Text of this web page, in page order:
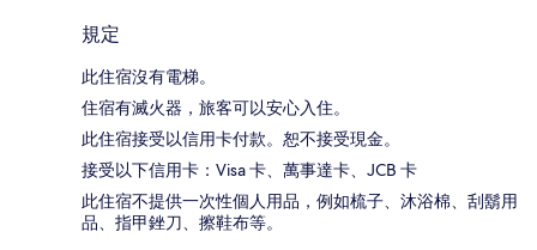
規定
此住宿沒有電梯。
住宿有滅火器，旅客可以安心入住。
此住宿接受以信用卡付款。恕不接受現金。
接受以下信用卡：Visa 卡、萬事達卡、JCB 卡
此住宿不提供一次性個人用品，例如梳子、沐浴棉、刮鬍用
品、指甲銼刀、擦鞋布等。